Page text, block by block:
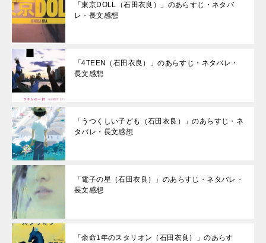
「東京DOLL（石田衣良）」のあらすじ・ネタバ
レ・長文感想
「4TEEN（石田衣良）」のあらすじ・ネタバレ・
長文感想
「うつくしい子ども（石田衣良）」のあらすじ・ネ
タバレ・長文感想
「電子の星（石田衣良）」のあらすじ・ネタバレ・
長文感想
「余命1年のスタリオン（石田衣良）」のあらす